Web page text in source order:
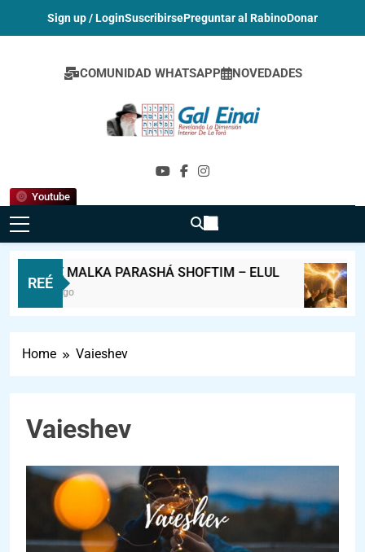
Sign up / LoginSuscribirsePreguntar al RabinoDonar
COMUNIDAD WHATSAPP NOVEDADES
Youtube
Gal Einai En
REÉ
MELAVE MALKA PARASHÁ SHOFTIM – ELUL
10 Horas Ago
Home Vaieshev
Vaieshev